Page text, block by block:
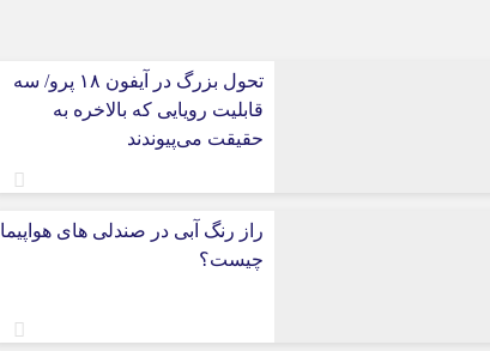
تحول بزرگ در آیفون ۱۸ پرو/ سه
قابلیت رویایی که بالاخره به
حقیقت می‌پیوندند
راز رنگ آبی در صندلی های هواپیما
چیست؟